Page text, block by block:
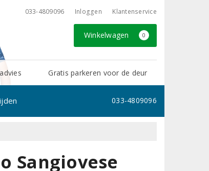
033-4809096 Inloggen Klantenservice
Winkelwagen 0
Gratis parkeren voor de deur
033-4809096
Sangiovese